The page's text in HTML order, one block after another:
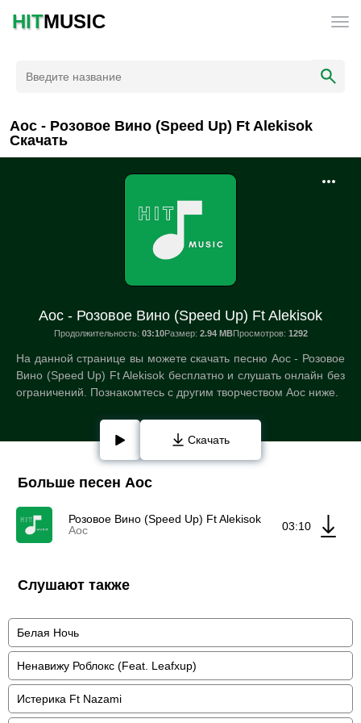
HITMUSIC
Aoc - Розовое Вино (Speed Up) Ft Alekisok
Скачать
Aoc - Розовое Вино (Speed Up) Ft Alekisok
Продолжительность: 03:10Размер: 2.94 MBПросмотров: 1292
На данной странице вы можете скачать песню Aoc - Розовое
Вино (Speed Up) Ft Alekisok бесплатно и слушать онлайн без
ограничений. Познакомтесь с другим творчеством Aoc ниже.
Скачать
Больше песен Aoc
Розовое Вино (Speed Up) Ft Alekisok
Aoc
03:10
Слушают также
Белая Ночь
Ненавижу Роблокс (Feat. Leafxup)
Истерика Ft Nazami